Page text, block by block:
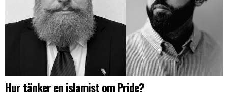
Hur tänker en islamist om Pride?